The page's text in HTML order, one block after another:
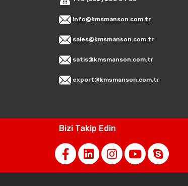
info@kmsmanson.com.tr
sales@kmsmanson.com.tr
satis@kmsmanson.com.tr
export@kmsmanson.com.tr
Bizi Takip Edin